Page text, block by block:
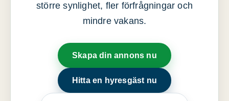
större synlighet, fler förfrågningar och
mindre vakans.
Skapa din annons nu
Hitta en hyresgäst nu